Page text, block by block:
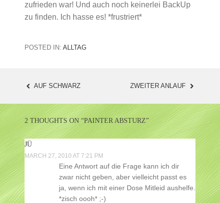
zufrieden war! Und auch noch keinerlei BackUp
zu finden. Ich hasse es! *frustriert*
POSTED IN: ALLTAG
POST
NAVIGATION
AUF SCHWARZ ZWEITER ANLAUF
2 THOUGHTS ON “PAINTER ABSTURZ”
JÜ
MARCH 27, 2010 AT 7:21 PM
Eine Antwort auf die Frage kann ich dir
zwar nicht geben, aber vielleicht passt es
ja, wenn ich mit einer Dose Mitleid aushelfe.
*zisch oooh* ;-)